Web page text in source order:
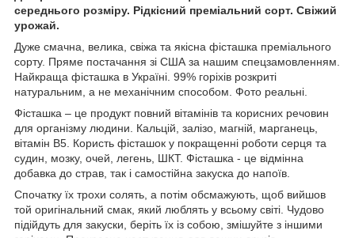
середнього розміру. Рідкісний преміальний сорт. Свіжий
урожай.
Дуже смачна, велика, свіжа та якісна фісташка преміального
сорту. Пряме постачання зі США за нашим спецзамовленням.
Найкраща фісташка в Україні. 99% горіхів розкриті
натуральним, а не механічним способом. Фото реальні.
Фісташка – це продукт повний вітамінів та корисних речовин
для організму людини. Кальцій, залізо, магній, марганець,
вітамін B5. Користь фісташок у покращенні роботи серця та
судин, мозку, очей, легень, ШКТ. Фісташка - це відмінна
добавка до страв, так і самостійна закуска до напоїв.
Спочатку їх трохи солять, а потім обсмажують, щоб вийшов
той оригінальний смак, який люблять у всьому світі. Чудово
підійдуть для закуски, беріть їх із собою, змішуйте з іншими